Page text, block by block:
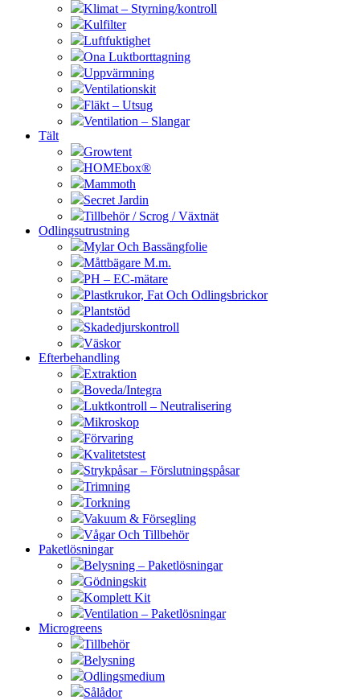
Klimat – Styrning/kontroll
Kulfilter
Luftfuktighet
Ona Luktborttagning
Uppvärmning
Ventilationskit
Fläkt – Utsug
Ventilation – Slangar
Tält
Growtent
HOMEbox®
Mammoth
Secret Jardin
Tillbehör / Scrog / Växtnät
Odlingsutrustning
Mylar Och Bassängfolie
Måttbägare M.m.
PH – EC-mätare
Plastkrukor, Fat Och Odlingsbrickor
Plantstöd
Skadedjurskontroll
Väskor
Efterbehandling
Extraktion
Boveda/Integra
Luktkontroll – Neutralisering
Mikroskop
Förvaring
Kvalitetstest
Strykpåsar – Förslutningspåsar
Trimning
Torkning
Vakuum & Försegling
Vågar Och Tillbehör
Paketlösningar
Belysning – Paketlösningar
Gödningskit
Komplett Kit
Ventilation – Paketlösningar
Microgreens
Tillbehör
Belysning
Odlingsmedium
Sålådor